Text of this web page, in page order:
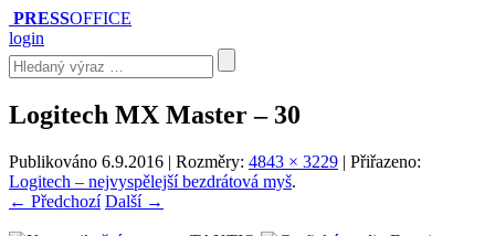
PRESSOFFICE
login
Logitech MX Master – 30
Publikováno 6.9.2016 | Rozměry: 4843 × 3229 | Přiřazeno:
Logitech – nejvyspělejší bezdrátová myš.
← Předchozí Další →